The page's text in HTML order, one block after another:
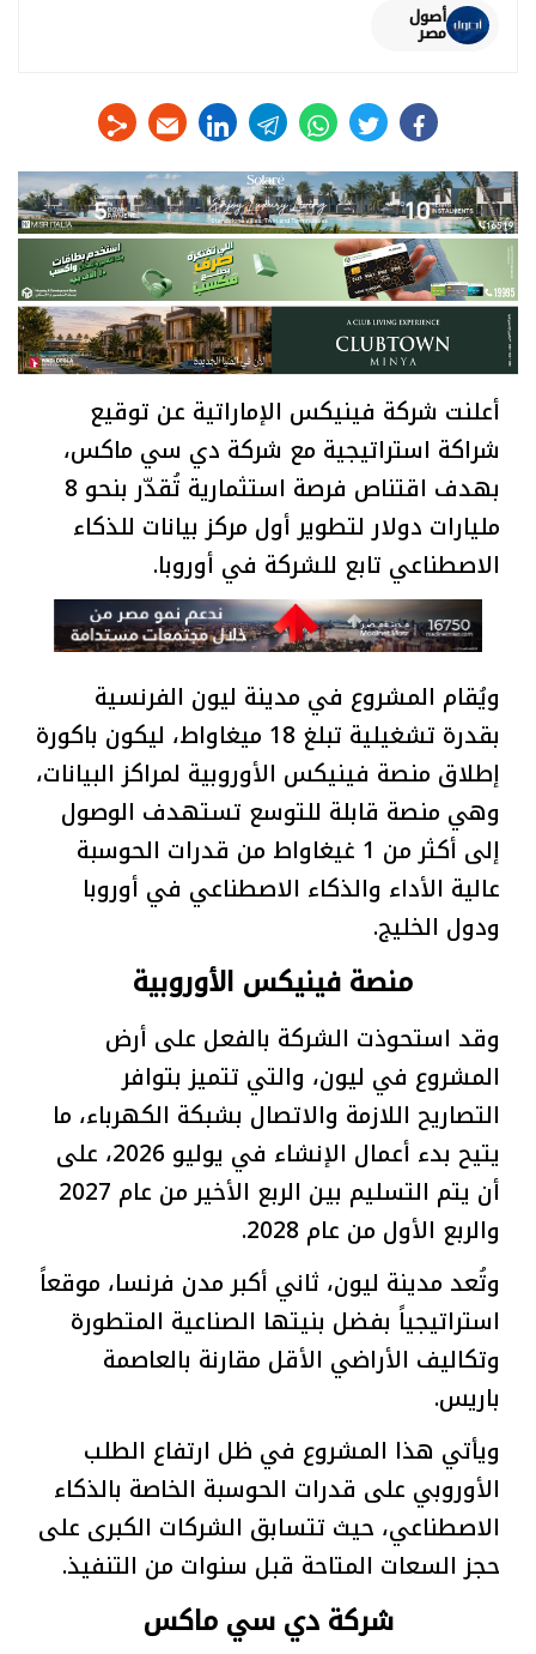
أصول
مصر
facebook
twitter
whats
telegram
linkedin
أعلنت شركة فينيكس الإماراتية عن توقيع
شراكة استراتيجية مع شركة دي سي ماكس،
بهدف اقتناص فرصة استثمارية تُقدّر بنحو 8
مليارات دولار لتطوير أول مركز بيانات للذكاء
الاصطناعي تابع للشركة في أوروبا.
ويُقام المشروع في مدينة ليون الفرنسية
بقدرة تشغيلية تبلغ 18 ميغاواط، ليكون باكورة
إطلاق منصة فينيكس الأوروبية لمراكز البيانات،
وهي منصة قابلة للتوسع تستهدف الوصول
إلى أكثر من 1 غيغاواط من قدرات الحوسبة
عالية الأداء والذكاء الاصطناعي في أوروبا
ودول الخليج.
منصة فينيكس الأوروبية
وقد استحوذت الشركة بالفعل على أرض
المشروع في ليون، والتي تتميز بتوافر
التصاريح اللازمة والاتصال بشبكة الكهرباء، ما
يتيح بدء أعمال الإنشاء في يوليو 2026، على
أن يتم التسليم بين الربع الأخير من عام 2027
والربع الأول من عام 2028.
وتُعد مدينة ليون، ثاني أكبر مدن فرنسا، موقعاً
استراتيجياً بفضل بنيتها الصناعية المتطورة
وتكاليف الأراضي الأقل مقارنة بالعاصمة
باريس.
ويأتي هذا المشروع في ظل ارتفاع الطلب
الأوروبي على قدرات الحوسبة الخاصة بالذكاء
الاصطناعي، حيث تتسابق الشركات الكبرى على
حجز السعات المتاحة قبل سنوات من التنفيذ.
شركة دي سي ماكس